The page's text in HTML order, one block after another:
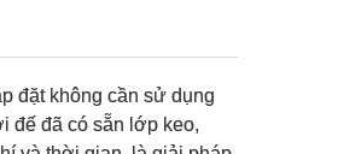
đặt không cần sử dụng
đế đã có sẵn lớp keo,